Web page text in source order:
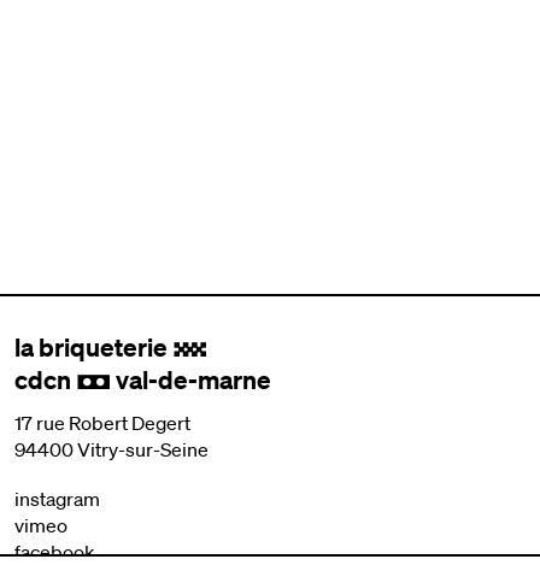
la briqueterie .
cdcn , val-de-marne
17 rue Robert Degert
94400 Vitry-sur-Seine
instagram
vimeo
facebook